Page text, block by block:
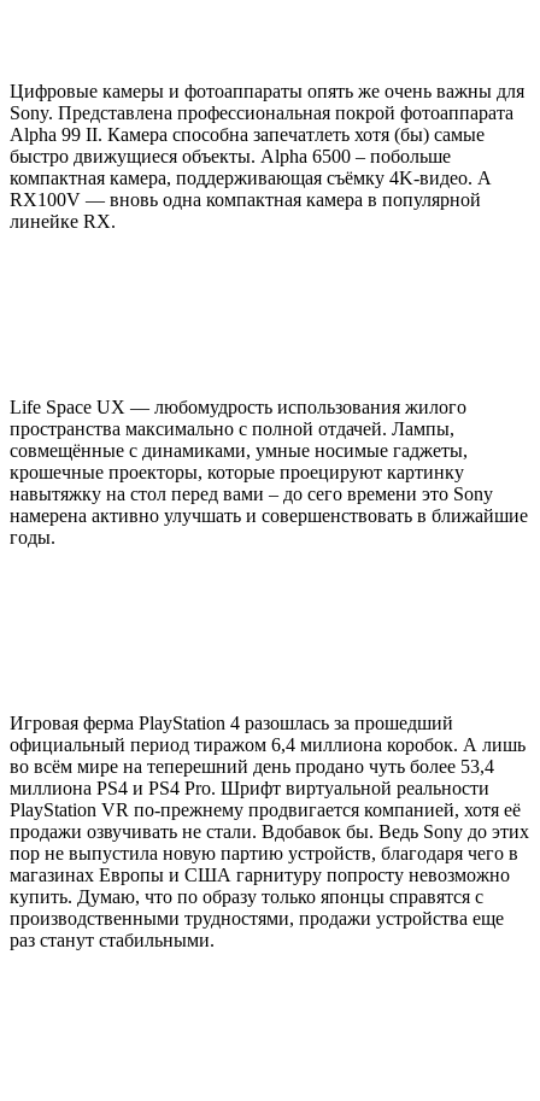
Цифровые камеры и фотоаппараты опять же очень важны для
Sony. Представлена профессиональная покрой фотоаппарата
Alpha 99 II. Камера способна запечатлеть хотя (бы) самые
быстро движущиеся объекты. Alpha 6500 – побольше
компактная камера, поддерживающая съёмку 4K-видео. А
RX100V — вновь одна компактная камера в популярной
линейке RX.
Life Space UX — любомудрость использования жилого
пространства максимально с полной отдачей. Лампы,
совмещённые с динамиками, умные носимые гаджеты,
крошечные проекторы, которые проецируют картинку
навытяжку на стол перед вами – до сего времени это Sony
намерена активно улучшать и совершенствовать в ближайшие
годы.
Игровая ферма PlayStation 4 разошлась за прошедший
официальный период тиражом 6,4 миллиона коробок. А лишь
во всём мире на теперешний день продано чуть более 53,4
миллиона PS4 и PS4 Pro. Шрифт виртуальной реальности
PlayStation VR по-прежнему продвигается компанией, хотя её
продажи озвучивать не стали. Вдобавок бы. Ведь Sony до этих
пор не выпустила новую партию устройств, благодаря чего в
магазинах Европы и США гарнитуру попросту невозможно
купить. Думаю, что по образу только японцы справятся с
производственными трудностями, продажи устройства еще
раз станут стабильными.